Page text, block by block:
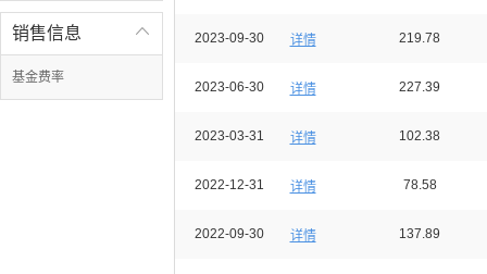

销售信息
基金费率
2023-09-30 详情 219.78
2023-06-30 详情 227.39
2023-03-31 详情 102.38
2022-12-31 详情 78.58
2022-09-30 详情 137.89